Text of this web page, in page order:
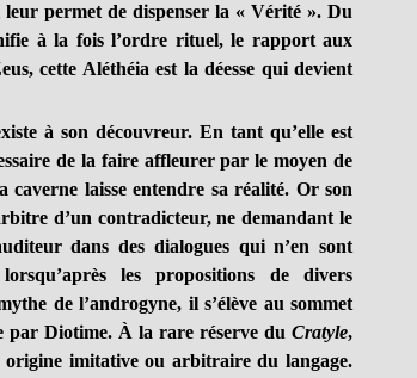
permet de dispenser la « Vérité ». Du
à la fois l’ordre rituel, le rapport aux
cette Aléthéia est la déesse qui devient
à son découvreur. En tant qu’elle est
de la faire affleurer par le moyen de
laisse entendre sa réalité. Or son
d’un contradicteur, ne demandant le
dans des dialogues qui n’en sont
les propositions de divers
de l’androgyne, il s’élève au sommet
par Diotime. À la rare réserve du Cratyle,
imitative ou arbitraire du langage.